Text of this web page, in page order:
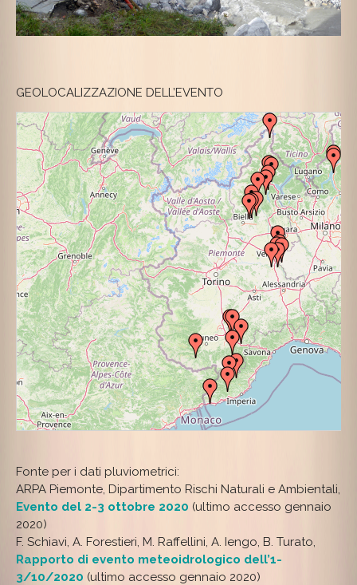
GEOLOCALIZZAZIONE DELL’EVENTO
Fonte per i dati pluviometrici:
ARPA Piemonte, Dipartimento Rischi Naturali e Ambientali,
Evento del 2-3 ottobre 2020 (ultimo accesso gennaio
2020)
F. Schiavi, A. Forestieri, M. Raffellini, A. Iengo, B. Turato,
Rapporto di evento meteoidrologico dell’1-
3/10/2020 (ultimo accesso gennaio 2020)